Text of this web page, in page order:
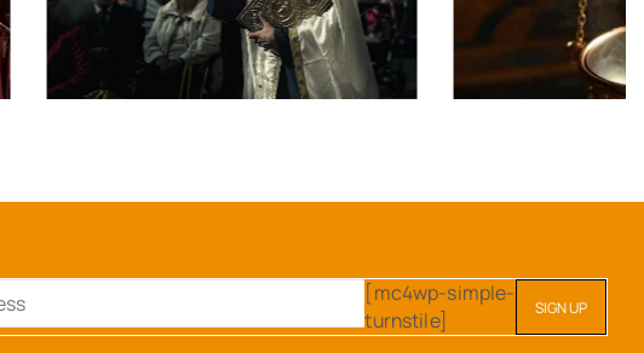
[mc4wp-simple-
turnstile]